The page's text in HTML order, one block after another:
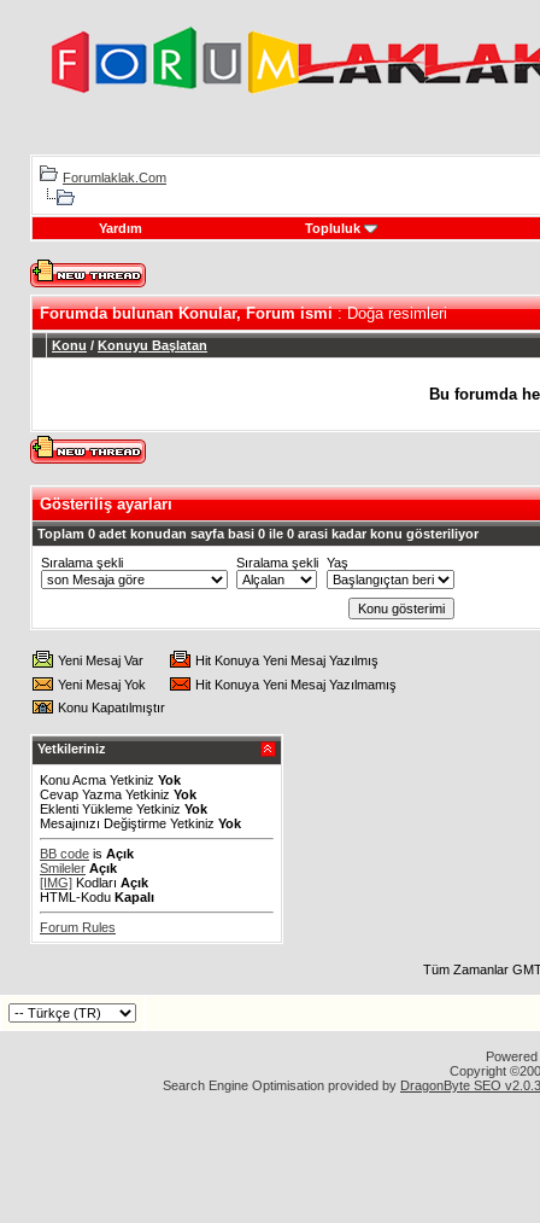
Forumlaklak.Com
Yardım Topluluk
Forumda bulunan Konular, Forum ismi: Doğa resimleri
Konu / Konuyu Başlatan
Bu forumda
Gösteriliş ayarları
Toplam 0 adet konudan sayfa basi 0 ile 0 arasi kadar konu gösteriliyor
Sıralama şekli
Sıralama şekli Yaş
Yeni Mesaj Var
Hit Konuya Yeni Mesaj Yazılmış
Yeni Mesaj Yok
Hit Konuya Yeni Mesaj Yazılmamış
Konu Kapatılmıştır
Yetkileriniz
Konu Acma Yetkiniz Yok
Cevap Yazma Yetkiniz Yok
Eklenti Yükleme Yetkiniz Yok
Mesajınızı Değiştirme Yetkiniz Yok
BB code is Açık
Smileler Açık
[IMG] Kodları Açık
HTML-Kodu Kapalı
Forum Rules
Tüm Zamanlar
Copyright
Search Engine Optimisation provided by DragonByte SEO